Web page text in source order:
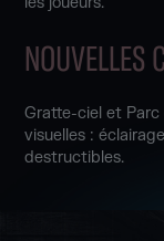
NOUVELLES
Gratte-ciel et
visuelles :
destructibles.